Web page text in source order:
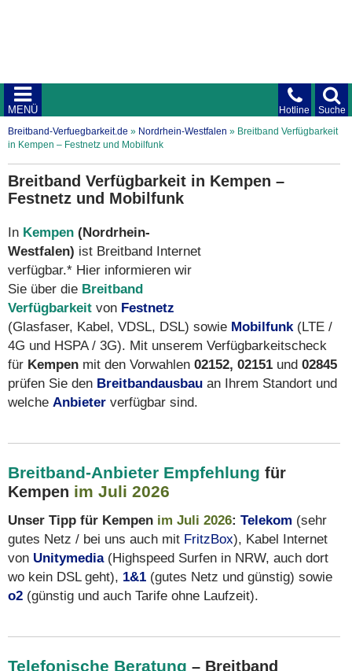
Suche
Hotline
MENÜ
Breitband-Verfuegbarkeit.de » Nordrhein-Westfalen » Breitband Verfügbarkeit
in Kempen – Festnetz und Mobilfunk
Breitband Verfügbarkeit in Kempen –
Festnetz und Mobilfunk
In Kempen (Nordrhein-
Westfalen) ist Breitband Internet
verfügbar.* Hier informieren wir
Sie über die Breitband
Verfügbarkeit von Festnetz
(Glasfaser, Kabel, VDSL, DSL) sowie Mobilfunk(LTE /
4G und HSPA / 3G). Mit unserem Verfügbarkeitscheck
für Kempen mit den Vorwahlen 02152, 02151 und 02845
prüfen Sie den Breitbandausbau an Ihrem Standort und
welche Anbieter verfügbar sind.
Breitband-Anbieter Empfehlung für
Kempen im Juli 2026
Unser Tipp für Kempen im Juli 2026: Telekom (sehr
gutes Netz / bei uns auch mit FritzBox), Kabel Internet
von Unitymedia(Highspeed Surfen in NRW, auch dort
wo kein DSL geht), 1&1 (gutes Netz und günstig) sowie
o2 (günstig und auch Tarife ohne Laufzeit).
Telefonische Beratung – Breitband